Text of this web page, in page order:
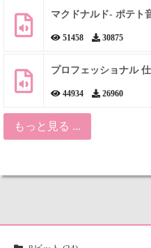
マクドナルド- ポテト
51458 30875
プロフェッショナル
44934 26960
もっと見る ...